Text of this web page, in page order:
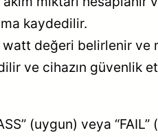
kaydedilir.
watt değeri belirlenir ve
ve cihazın güvenlik
(uygun) veya “FAIL”